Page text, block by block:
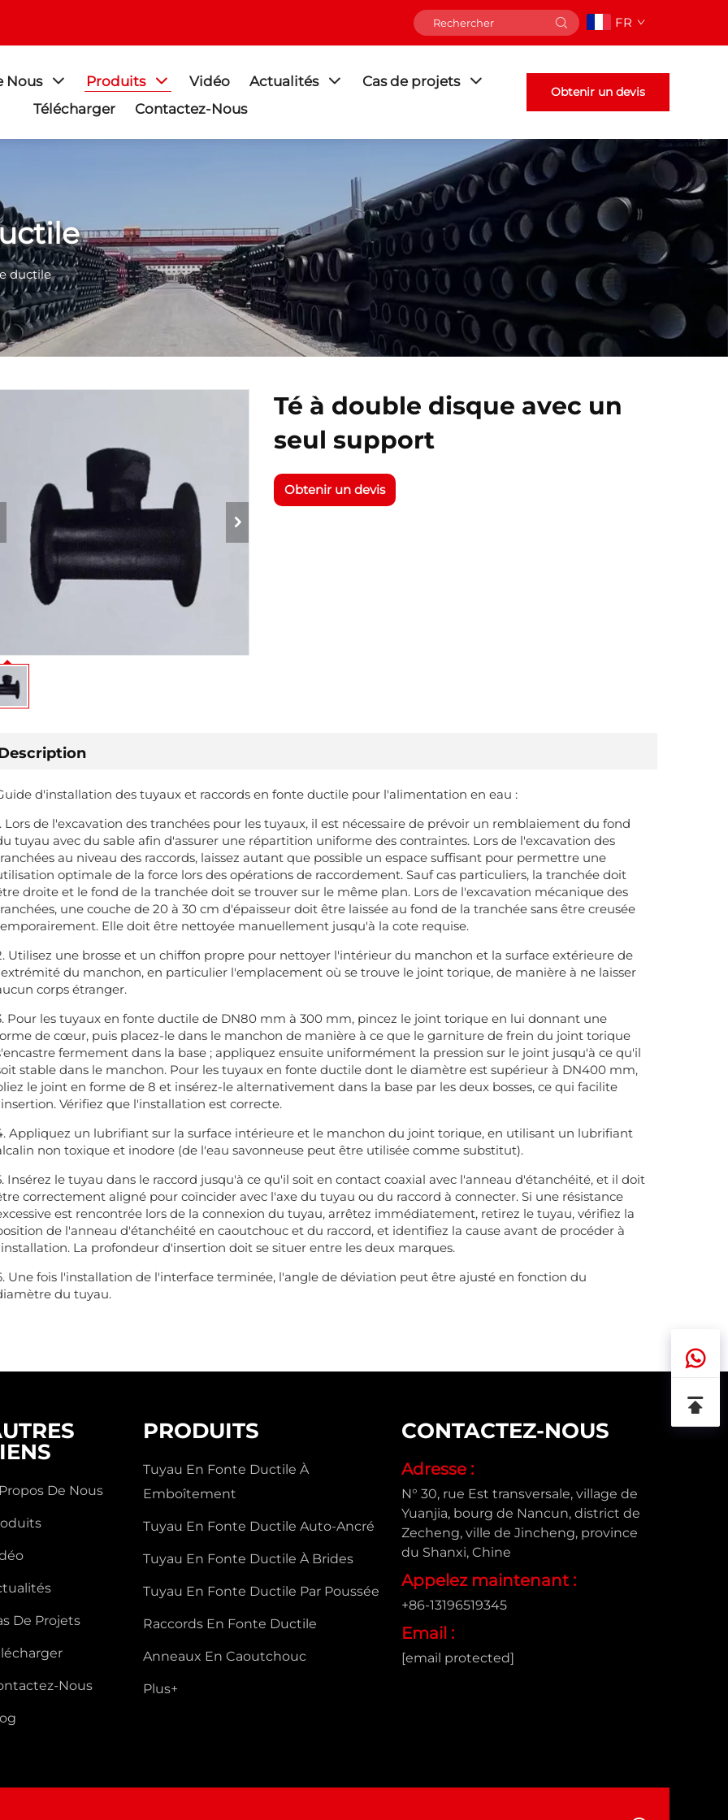
FR
Nous Produits Vidéo Actualités
Cas de projets
Télécharger
Contactez-Nous
Obtenir un devis
ductile
Té à double disque avec un
seul support
Obtenir un devis
d'installation des tuyaux et raccords en fonte ductile pour l'alimentation en eau :
Lors de l'excavation des tranchées pour les tuyaux, il est nécessaire de prévoir un remblaiement du fond
tuyau avec du sable afin d'assurer une répartition uniforme des contraintes. Lors de l'excavation des
au niveau des raccords, laissez autant que possible un espace suffisant pour permettre une
optimale de la force lors des opérations de raccordement. Sauf cas particuliers, la tranchée doit
droite et le fond de la tranchée doit se trouver sur le même plan. Lors de l'excavation mécanique des
une couche de 20 à 30 cm d'épaisseur doit être laissée au fond de la tranchée sans être creusée
Elle doit être nettoyée manuellement jusqu'à la cote requise.
Utilisez une brosse et un chiffon propre pour nettoyer l'intérieur du manchon et la surface extérieure de
du manchon, en particulier l'emplacement où se trouve le joint torique, de manière à ne laisser
corps étranger.
Pour les tuyaux en fonte ductile de DN80 mm à 300 mm, pincez le joint torique en lui donnant une
de cœur, puis placez-le dans le manchon de manière à ce que le garniture de frein du joint torique
fermement dans la base ; appliquez ensuite uniformément la pression sur le joint jusqu'à ce qu'il
stable dans le manchon. Pour les tuyaux en fonte ductile dont le diamètre est supérieur à DN400 mm,
le joint en forme de 8 et insérez-le alternativement dans la base par les deux bosses, ce qui facilite
Vérifiez que l'installation est correcte.
Appliquez un lubrifiant sur la surface intérieure et le manchon du joint torique, en utilisant un lubrifiant
non toxique et inodore (de l'eau savonneuse peut être utilisée comme substitut).
Insérez le tuyau dans le raccord jusqu'à ce qu'il soit en contact coaxial avec l'anneau d'étanchéité, et il doit
correctement aligné pour coïncider avec l'axe du tuyau ou du raccord à connecter. Si une résistance
est rencontrée lors de la connexion du tuyau, arrêtez immédiatement, retirez le tuyau, vérifiez la
de l'anneau d'étanchéité en caoutchouc et du raccord, et identifiez la cause avant de procéder à
La profondeur d'insertion doit se situer entre les deux marques.
Une fois l'installation de l'interface terminée, l'angle de déviation peut être ajusté en fonction du
du tuyau.
De Nous
De Projets
Nous
PRODUITS
Tuyau En Fonte Ductile À
Emboîtement
Tuyau En Fonte Ductile Auto-Ancré
Tuyau En Fonte Ductile À Brides
Tuyau En Fonte Ductile Par Poussée
Raccords En Fonte Ductile
Anneaux En Caoutchouc
Plus+
CONTACTEZ-NOUS
Adresse :
N° 30, rue Est transversale, village de
Yuanjia, bourg de Nancun, district de
Zecheng, ville de Jincheng, province
du Shanxi, Chine
Appelez maintenant :
+86-13196519345
Email :
[email protected]